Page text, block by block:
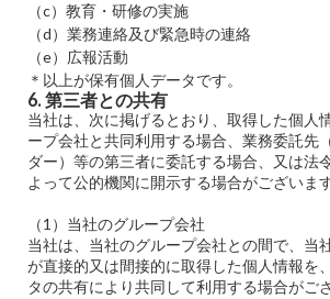
（c）教育・研修の実施
（d）業務連絡及び緊急時の連絡
（e）広報活動
＊以上が保有個人データです。
6. 第三者との共有
当社は、次に掲げるとおり、取得した個人
ープ会社と共同利用する場合、業務委託先
ダー）等の第三者に委託する場合、又は法
よって公的機関に開示する場合がございます
（1）当社のグループ会社
当社は、当社のグループ会社との間で、当
が直接的又は間接的に取得した個人情報を
タの共有により共同して利用する場合がご